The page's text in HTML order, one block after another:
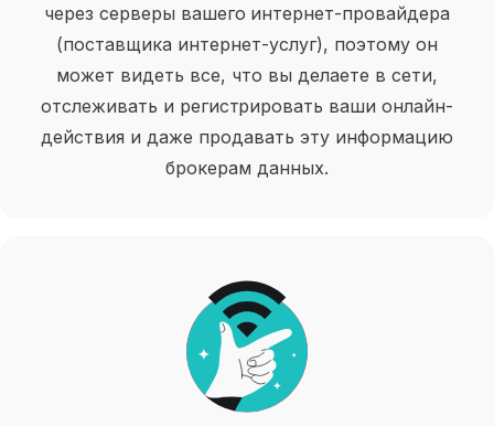
через серверы вашего интернет-провайдера
(поставщика интернет-услуг), поэтому он
может видеть все, что вы делаете в сети,
отслеживать и регистрировать ваши онлайн-
действия и даже продавать эту информацию
брокерам данных.